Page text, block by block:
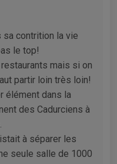
sa contrition la vie
le top!
mais si on
partir loin très loin!
élément dans la
des Cadurciens à
à séparer les
seule salle de 1000